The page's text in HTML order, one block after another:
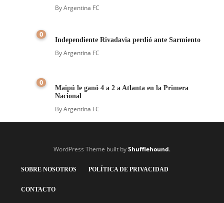
ByArgentina FC
0
Independiente Rivadavia perdió ante Sarmiento
ByArgentina FC
0
Maipú le ganó 4 a 2 a Atlanta en la Primera
Nacional
ByArgentina FC
WordPress Theme built byShufflehound.
SOBRE NOSOTROS POLÍTICA DE PRIVACIDAD
CONTACTO